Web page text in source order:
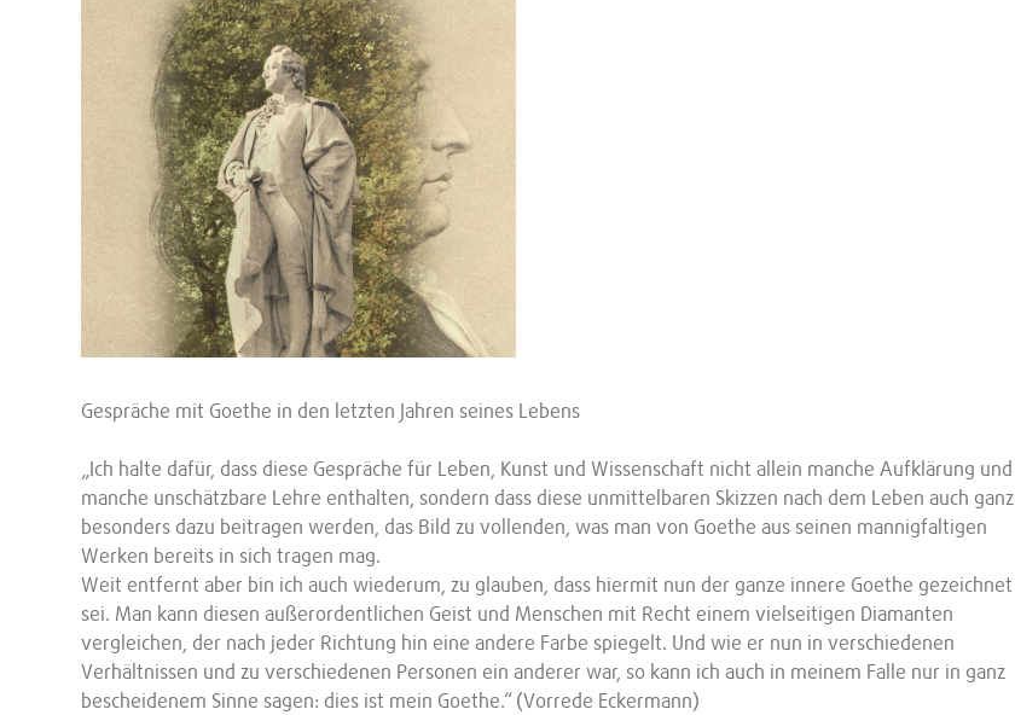
Gespräche mit Goethe in den letzten Jahren seines Lebens
„Ich halte dafür, dass diese Gespräche für Leben, Kunst und Wissenschaft nicht allein manche Aufklärung und
manche unschätzbare Lehre enthalten, sondern dass diese unmittelbaren Skizzen nach dem Leben auch ganz
besonders dazu beitragen werden, das Bild zu vollenden, was man von Goethe aus seinen mannigfaltigen
Werken bereits in sich tragen mag.
Weit entfernt aber bin ich auch wiederum, zu glauben, dass hiermit nun der ganze innere Goethe gezeichnet
sei. Man kann diesen außerordentlichen Geist und Menschen mit Recht einem vielseitigen Diamanten
vergleichen, der nach jeder Richtung hin eine andere Farbe spiegelt. Und wie er nun in verschiedenen
Verhältnissen und zu verschiedenen Personen ein anderer war, so kann ich auch in meinem Falle nur in ganz
bescheidenem Sinne sagen: dies ist mein Goethe.“ (Vorrede Eckermann)